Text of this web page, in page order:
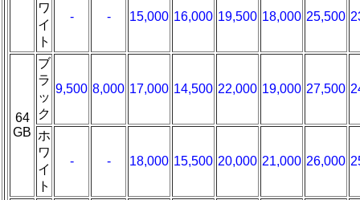
ワ
イ
ト
- - 15,000 16,000 19,500 18,000 25,500
64
GB
ブ
ラ
ッ
ク
9,500 8,000 17,000 14,500 22,000 19,000 27,500
ホ
ワ
イ
ト
- - 18,000 15,500 20,000 21,000 26,000